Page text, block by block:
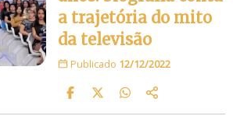
a trajetória do mito
da televisão
Publicado 12/12/2022